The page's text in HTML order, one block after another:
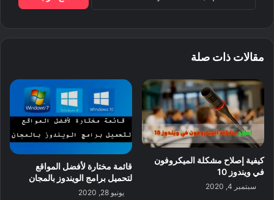
مقالات ذات صلة
كيفية إصلاح مشكلة الميكروفون
في ويندوز 10
سبتمبر 4, 2020
قائمة مختارة لأفضل المواقع
لتحميل برامج الويندوز بالمجان
يونيو 28, 2020